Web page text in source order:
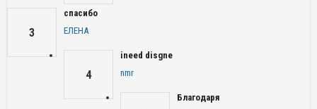
3
спасибо
ЕЛЕНА
4
ineed disgne
nmr
Благодаря